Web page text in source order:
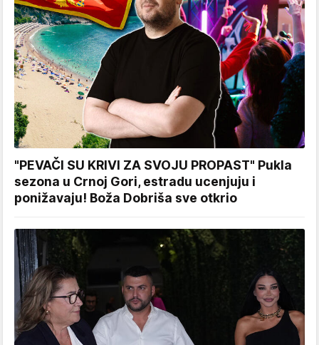
"PEVAČI SU KRIVI ZA SVOJU PROPAST" Pukla
sezona u Crnoj Gori, estradu ucenjuju i
ponižavaju! Boža Dobriša sve otkrio